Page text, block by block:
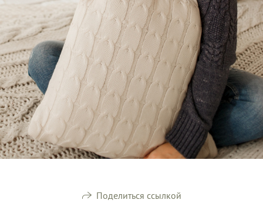
Поделиться ссылкой